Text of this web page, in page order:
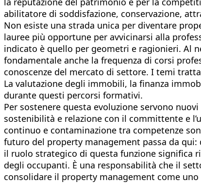
abilitatore di soddisfazione, conservazione,
Non esiste una strada unica per diventare
lauree più opportune per avvicinarsi alla
indicato è quello per geometri e ragionieri. Al
fondamentale anche la frequenza di corsi
conoscenze del mercato di settore. I temi
La valutazione degli immobili, la finanza
durante questi percorsi formativi.
Per sostenere questa evoluzione servono
sostenibilità e relazione con il committente e
continuo e contaminazione tra competenze
futuro del property management passa da
il ruolo strategico di questa funzione significa
degli occupanti. È una responsabilità che il
consolidare il property management come